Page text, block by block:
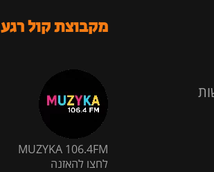
מקבוצת קול רגע
MUZYKA 106.4FM
לחצו להאזנה